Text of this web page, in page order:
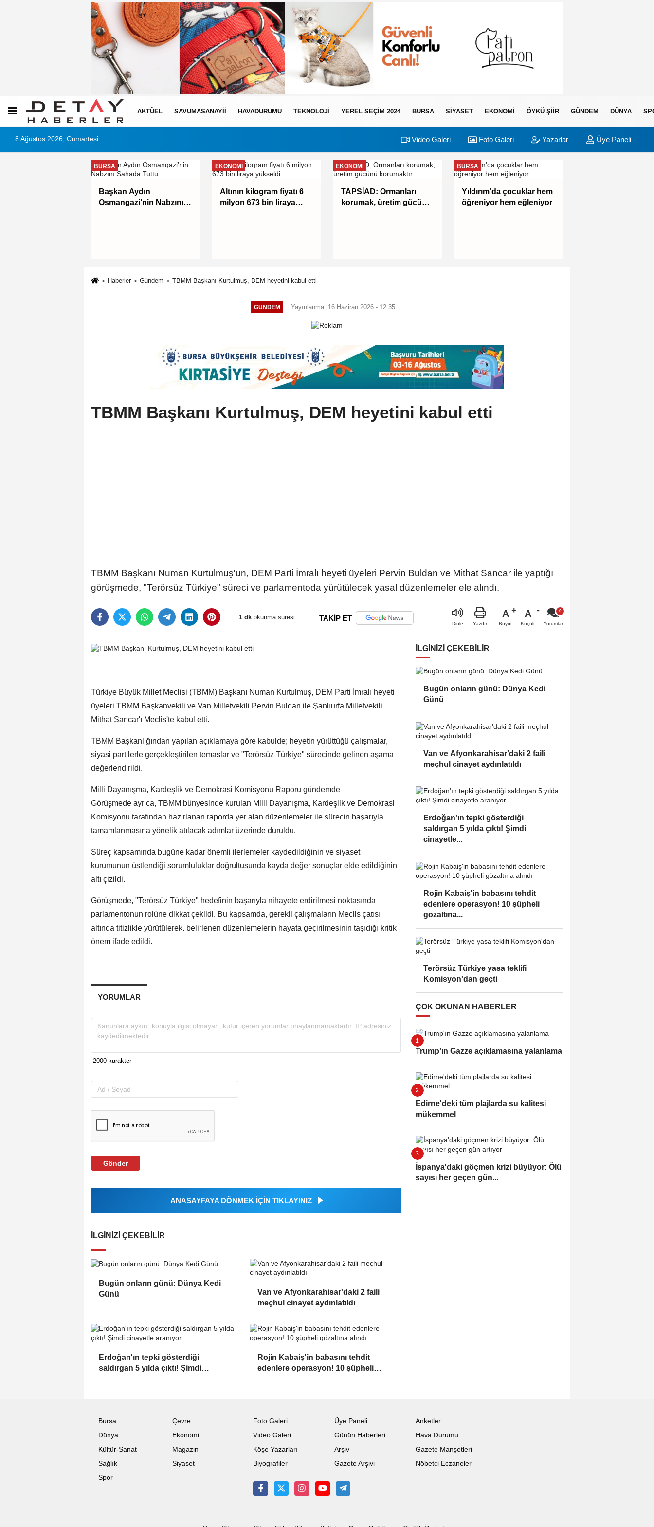
AKTÜEL SAVUMASANAYII HAVADURUMU TEKNOLOJI YEREL SEÇİM 2024 BURSA SIYASET EKONOMI ÖYKÜ-ŞIIR GÜNDEM DÜNYA
8 Ağustos 2026, Cumartesi Video Galeri Foto Galeri Yazarlar Üye Paneli
BURSA
Başkan Aydın
Osmangazi’nin Nabzını
EKONOMI
Altının kilogram fiyatı 6
milyon 673 bin liraya
EKONOMI
TAPSİAD: Ormanları
korumak, üretim gücünü
BURSA
Yıldırım'da çocuklar hem
öğreniyor hem eğleniyor
Haberler Gündem TBMM Başkanı Kurtulmuş, DEM heyetini kabul etti
GÜNDEM Yayınlanma: 16 Haziran 2026 - 12:35
TBMM Başkanı Kurtulmuş, DEM heyetini kabul etti
TBMM Başkanı Numan Kurtulmuş'un, DEM Parti İmralı heyeti üyeleri Pervin Buldan ve Mithat Sancar ile yaptığı
görüşmede, "Terörsüz Türkiye" süreci ve parlamentoda yürütülecek yasal düzenlemeler ele alındı.
1 dk okunma süresi TAKİP ET
Dinle Yazdır
A
Büyüt
A
Küçült Yorumlar
Türkiye Büyük Millet Meclisi (TBMM) Başkanı Numan Kurtulmuş, DEM Parti İmralı heyeti
üyeleri TBMM Başkanvekili ve Van Milletvekili Pervin Buldan ile Şanlıurfa Milletvekili
Mithat Sancar'ı Meclis'te kabul etti.
TBMM Başkanlığından yapılan açıklamaya göre kabulde; heyetin yürüttüğü çalışmalar,
siyasi partilerle gerçekleştirilen temaslar ve "Terörsüz Türkiye" sürecinde gelinen aşama
değerlendirildi.
Milli Dayanışma, Kardeşlik ve Demokrasi Komisyonu Raporu gündemde
Görüşmede ayrıca, TBMM bünyesinde kurulan Milli Dayanışma, Kardeşlik ve Demokrasi
Komisyonu tarafından hazırlanan raporda yer alan düzenlemeler ile sürecin başarıyla
tamamlanmasına yönelik atılacak adımlar üzerinde duruldu.
Süreç kapsamında bugüne kadar önemli ilerlemeler kaydedildiğinin ve siyaset
kurumunun üstlendiği sorumluluklar doğrultusunda kayda değer sonuçlar elde edildiğinin
altı çizildi.
Görüşmede, "Terörsüz Türkiye" hedefinin başarıyla nihayete erdirilmesi noktasında
parlamentonun rolüne dikkat çekildi. Bu kapsamda, gerekli çalışmaların Meclis çatısı
altında titizlikle yürütülerek, belirlenen düzenlemelerin hayata geçirilmesinin taşıdığı kritik
önem ifade edildi.
YORUMLAR
Gönder
ANASAYFAYA DÖNMEK İÇİN TIKLAYINIZ
İLGINIZI ÇEKEBILIR
Bugün onların günü: Dünya Kedi
Günü
Van ve Afyonkarahisar'daki 2 faili
meçhul cinayet aydınlatıldı
Erdoğan'ın tepki gösterdiği
saldırgan 5 yılda çıktı! Şimdi
Rojin Kabaiş'in babasını tehdit
edenlere operasyon! 10 şüpheli
İLGINIZI ÇEKEBILIR
Bugün onların günü: Dünya Kedi
Günü
Van ve Afyonkarahisar'daki 2 faili
meçhul cinayet aydınlatıldı
Erdoğan'ın tepki gösterdiği
saldırgan 5 yılda çıktı! Şimdi
cinayetle...
Rojin Kabaiş'in babasını tehdit
edenlere operasyon! 10 şüpheli
gözaltına...
Terörsüz Türkiye yasa teklifi
Komisyon'dan geçti
ÇOK OKUNAN HABERLER
Trump'ın Gazze açıklamasına yalanlama
Edirne'deki tüm plajlarda su kalitesi
mükemmel
İspanya'daki göçmen krizi büyüyor: Ölü
sayısı her geçen gün...
Bursa
Çevre
Dünya
Ekonomi
Kültür-Sanat
Magazin
Sağlık
Siyaset
Spor
Foto Galeri
Video Galeri
Köşe Yazarları
Biyografiler
Üye Paneli
Günün Haberleri
Arşiv
Gazete Arşivi
Anketler
Hava Durumu
Gazete Manşetleri
Nöbetci Eczaneler